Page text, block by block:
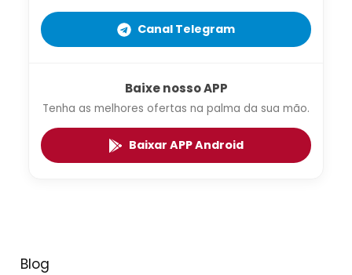
Canal Telegram
Baixe nosso APP
Tenha as melhores ofertas na palma da sua mão.
Baixar APP Android
Blog